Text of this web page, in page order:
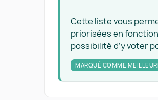
Cette liste vous
priorisées en
possibilité d’y voter
MARQUÉ COMME